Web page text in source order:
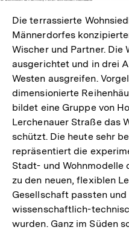
Die terrassierte
Männerdorfes
Wischer und Partner. Die
ausgerichtet und in drei
Westen ausgreifen.
dimensionierte
bildet eine Gruppe von
Lerchenauer Straße das
schützt. Die heute sehr
repräsentiert die
Stadt- und Wohnmodelle
zu den neuen, flexiblen
Gesellschaft passten
wissenschaftlich-
wurden. Ganz im Süden